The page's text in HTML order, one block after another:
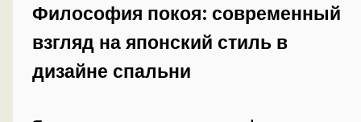
Философия покоя: современный
взгляд на японский стиль в
дизайне спальни